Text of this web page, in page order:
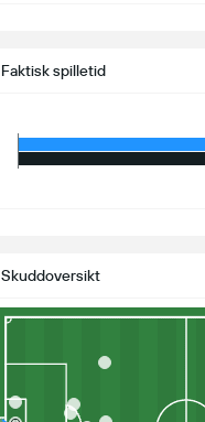
Faktisk spilletid
Skuddoversikt